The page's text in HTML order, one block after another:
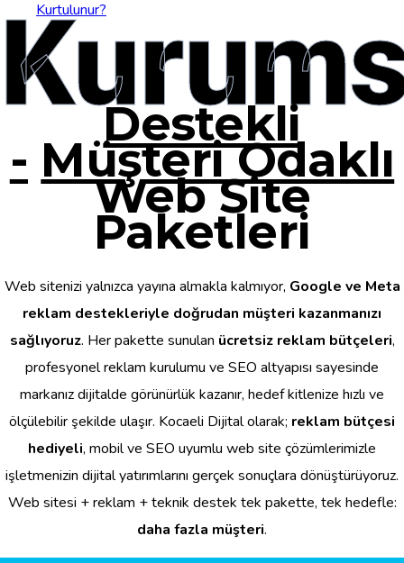
Kurtulunur?
Destekli
- Müşteri Odaklı
Web Site
Paketleri
Web sitenizi yalnızca yayına almakla kalmıyor, Google ve Meta
reklam destekleriyle doğrudan müşteri kazanmanızı
sağlıyoruz. Her pakette sunulan ücretsiz reklam bütçeleri,
profesyonel reklam kurulumu ve SEO altyapısı sayesinde
markanız dijitalde görünürlük kazanır, hedef kitlenize hızlı ve
ölçülebilir şekilde ulaşır. Kocaeli Dijital olarak; reklam bütçesi
hediyeli, mobil ve SEO uyumlu web site çözümlerimizle
işletmenizin dijital yatırımlarını gerçek sonuçlara dönüştürüyoruz.
Web sitesi + reklam + teknik destek tek pakette, tek hedefle:
daha fazla müşteri.